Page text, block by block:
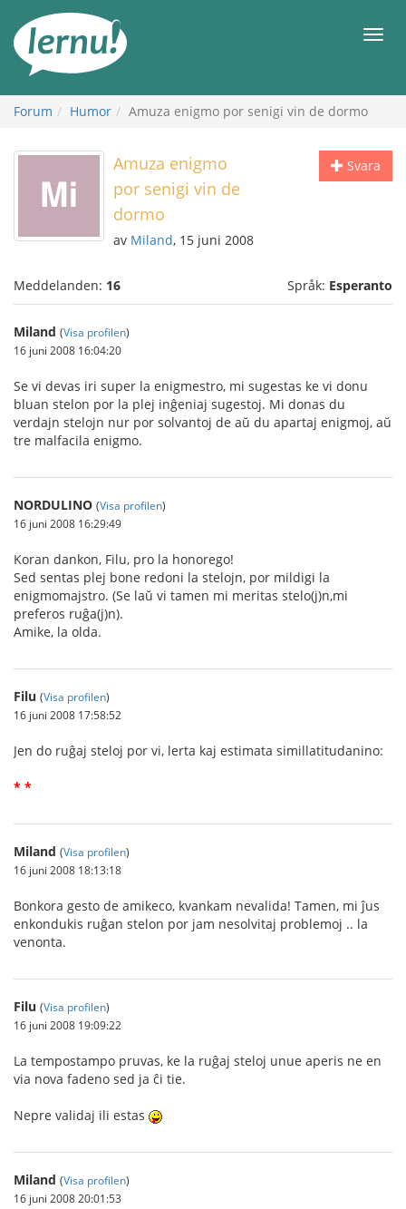
sidans
innehåll
Meny
Forum Humor Amuza enigmo por senigi vin de dormo
Svara
Amuza enigmo
por senigi vin de
dormo
av Miland, 15 juni 2008
Meddelanden: 16 Språk: Esperanto
Miland (Visa profilen)
16 juni 2008 16:04:20
Se vi devas iri super la enigmestro, mi sugestas ke vi donu
bluan stelon por la plej inĝeniaj sugestoj. Mi donas du
verdajn stelojn nur por solvantoj de aŭ du apartaj enigmoj, aŭ
tre malfacila enigmo.
NORDULINO (Visa profilen)
16 juni 2008 16:29:49
Koran dankon, Filu, pro la honorego!
Sed sentas plej bone redoni la stelojn, por mildigi la
enigmomajstro. (Se laŭ vi tamen mi meritas stelo(j)n,mi
preferos ruĝa(j)n).
Amike, la olda.
Filu (Visa profilen)
16 juni 2008 17:58:52
Jen do ruĝaj steloj por vi, lerta kaj estimata simillatitudanino:
* *
Miland (Visa profilen)
16 juni 2008 18:13:18
Bonkora gesto de amikeco, kvankam nevalida! Tamen, mi ĵus
enkondukis ruĝan stelon por jam nesolvitaj problemoj .. la
venonta.
Filu (Visa profilen)
16 juni 2008 19:09:22
La tempostampo pruvas, ke la ruĝaj steloj unue aperis ne en
via nova fadeno sed ja ĉi tie.
Nepre validaj ili estas
Miland (Visa profilen)
16 juni 2008 20:01:53